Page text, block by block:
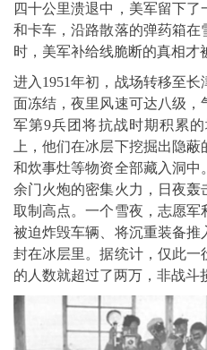
四十公里溃退中，美军留下
和卡车，沿路散落的弹药箱
时，美军补给线脆断的真相才
进入1951年初，战场转移至
面冻结，夜里风速可达八级
军第9兵团将抗战时期积累
上，他们在冰层下挖掘出隐
和炊事灶等物资全部藏入洞中
余门火炮的密集火力，日夜
取制高点。一个雪夜，志愿
被迫炸毁车辆、将沉重装备
封在冰层里。据统计，仅此
的人数就超过了两万，非战斗